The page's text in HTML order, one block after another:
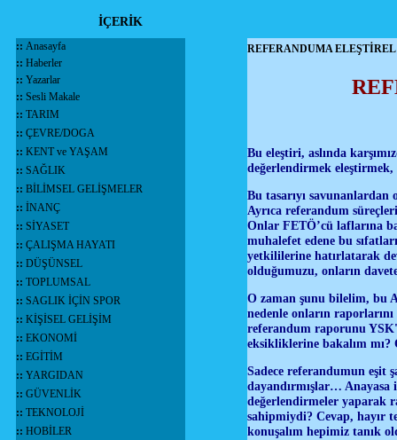
İÇERİK
:: Anasayfa
:: Haberler
:: Yazarlar
:: Sesli Makale
:: TARIM
:: ÇEVRE/DOGA
:: KENT ve YAŞAM
:: SAĞLIK
:: BİLİMSEL GELİŞMELER
:: İNANÇ
:: SİYASET
:: ÇALIŞMA HAYATI
:: DÜŞÜNSEL
:: TOPLUMSAL
:: SAGLIK İÇİN SPOR
:: KİŞİSEL GELİŞİM
:: EKONOMİ
:: EGİTİM
:: YARGIDAN
:: GÜVENLİK
:: TEKNOLOJİ
:: HOBİLER
REFERANDUMA
Bu eleştiri, aslında
değerlendirmek
Bu tasarıyı
Ayrıca referandum
Onlar FETÖ’cü laflarına
muhalefet edene bu
yetkililerine hatırlatarak
olduğumuzu, onların
O zaman şunu bilelim, bu
nedenle onların
referandum raporunu
eksikliklerine bakalım
Sadece referandumun eşit
dayandırmışlar… Anayasa
değerlendirmeler yaparak
sahipmiydi? Cevap, hayır
konuşalım hepimiz tanık